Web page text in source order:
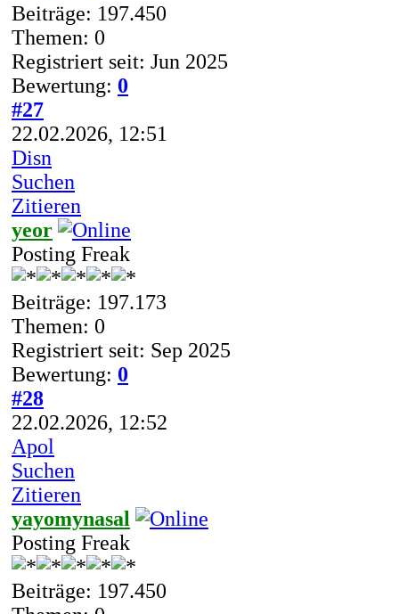
Beiträge: 197.450
Themen: 0
Registriert seit: Jun 2025
Bewertung: 0
#27
22.02.2026, 12:51
Disn
Suchen
Zitieren
yeor
Posting Freak
Beiträge: 197.173
Themen: 0
Registriert seit: Sep 2025
Bewertung: 0
#28
22.02.2026, 12:52
Apol
Suchen
Zitieren
yayomynasal
Posting Freak
Beiträge: 197.450